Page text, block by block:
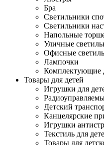
Бра
Светильники
Светильники
Напольные
Уличные
Офисные
Лампочки
Комплектующие
Товары для детей
Игрушки для
Детский
Канцелярские
Игрушки
Текстиль для
Товары для